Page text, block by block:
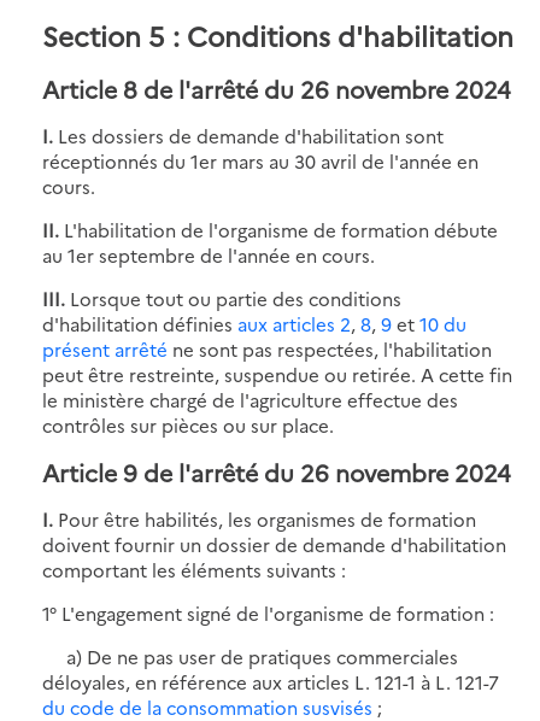
Section 5 : Conditions d'habilitation
Article 8 de l'arrêté du 26 novembre 2024
I. Les dossiers de demande d'habilitation sont
réceptionnés du 1er mars au 30 avril de l'année en
cours.
II. L'habilitation de l'organisme de formation débute
au 1er septembre de l'année en cours.
III. Lorsque tout ou partie des conditions
d'habilitation définies aux articles 2,8,9et10 du
présent arrêté ne sont pas respectées, l'habilitation
peut être restreinte, suspendue ou retirée. A cette fin
le ministère chargé de l'agriculture effectue des
contrôles sur pièces ou sur place.
Article 9 de l'arrêté du 26 novembre 2024
I. Pour être habilités, les organismes de formation
doivent fournir un dossier de demande d'habilitation
comportant les éléments suivants :
1° L'engagement signé de l'organisme de formation :
a) De ne pas user de pratiques commerciales
déloyales, en référence aux articles L. 121-1 à L. 121-7
du code de la consommation susvisés ;